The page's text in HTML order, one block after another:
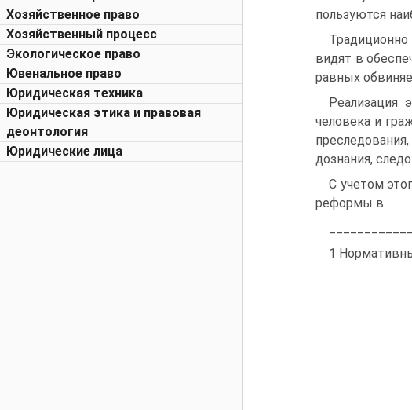
Хозяйственное право
Хозяйственный процесс
Экологическое право
Ювенальное право
Юридическая техника
Юридическая этика и правовая
деонтология
Юридические лица
пользуются
видят в
равных
Реализация
человека и
дознания,
С учетом
реформы в
1